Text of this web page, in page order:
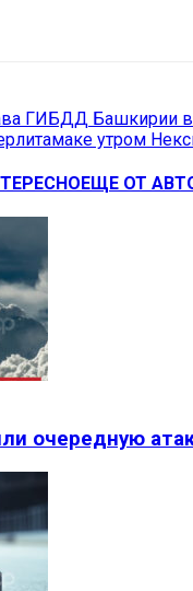
ГИБДД Башкирии в
утром
ЕЩЕ ОТ
очередную